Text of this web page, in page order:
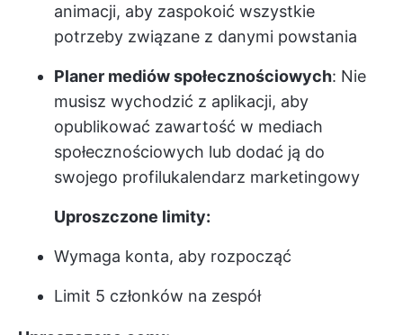
animacji, aby zaspokoić wszystkie
potrzeby związane z danymi powstania
Planer mediów społecznościowych: Nie
musisz wychodzić z aplikacji, aby
opublikować zawartość w mediach
społecznościowych lub dodać ją do
swojego profilukalendarz marketingowy
Uproszczone limity:
Wymaga konta, aby rozpocząć
Limit 5 członków na zespół